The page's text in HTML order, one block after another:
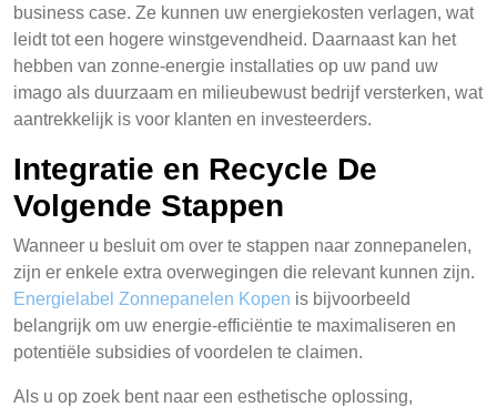
business case. Ze kunnen uw energiekosten verlagen, wat
leidt tot een hogere winstgevendheid. Daarnaast kan het
hebben van zonne-energie installaties op uw pand uw
imago als duurzaam en milieubewust bedrijf versterken, wat
aantrekkelijk is voor klanten en investeerders.
Integratie en Recycle De
Volgende Stappen
Wanneer u besluit om over te stappen naar zonnepanelen,
zijn er enkele extra overwegingen die relevant kunnen zijn.
Energielabel Zonnepanelen Kopen is bijvoorbeeld
belangrijk om uw energie-efficiëntie te maximaliseren en
potentiële subsidies of voordelen te claimen.
Als u op zoek bent naar een esthetische oplossing,